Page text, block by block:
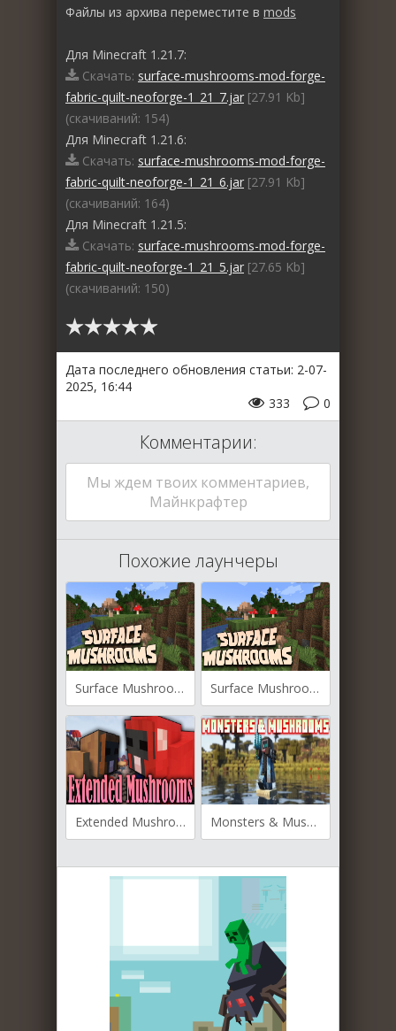
Файлы из архива переместите в mods
Для Minecraft 1.21.7:
Скачать: surface-mushrooms-mod-forge-
fabric-quilt-neoforge-1_21_7.jar [27.91 Kb]
(cкачиваний: 154)
Для Minecraft 1.21.6:
Скачать: surface-mushrooms-mod-forge-
fabric-quilt-neoforge-1_21_6.jar [27.91 Kb]
(cкачиваний: 164)
Для Minecraft 1.21.5:
Скачать: surface-mushrooms-mod-forge-
fabric-quilt-neoforge-1_21_5.jar [27.65 Kb]
(cкачиваний: 150)
Дата последнего обновления статьи: 2-07-
2025, 16:44
0
333
Комментарии:
Мы ждем твоих комментариев,
Майнкрафтер
Похожие лаунчеры
Surface Mushrooms для Майнкрафт [1.21.3, 1.21.1, 1.21] Surface Mushrooms для Майнкрафт [1.20.4, 1.20.2, 1.20.1]
Extended Mushrooms для Майнкрафт [1.19.4, 1.19.2, 1.18.2] Monsters & Mushrooms для Майнкрафт [1.19.2]